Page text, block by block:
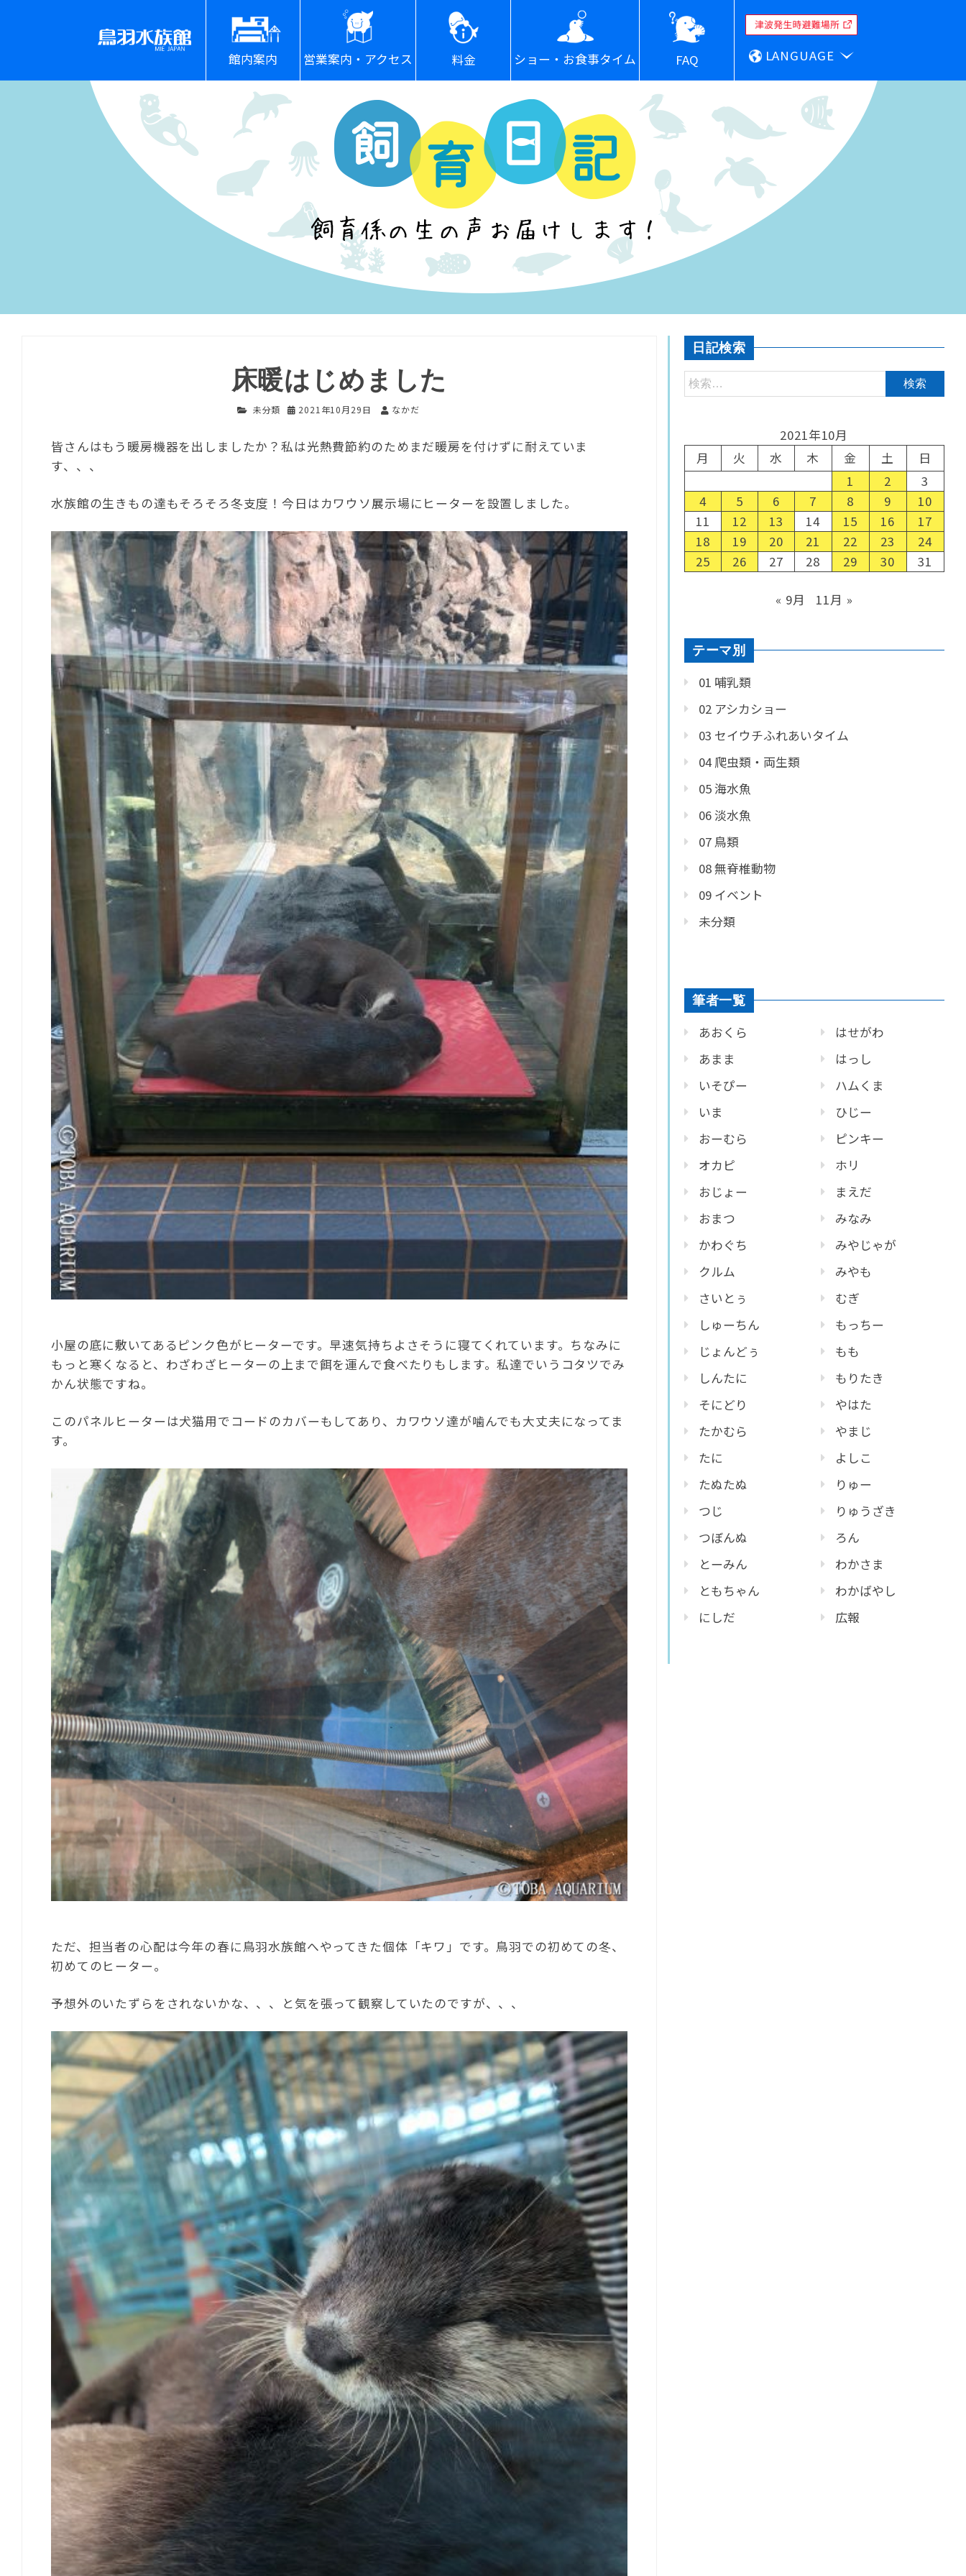
館内案内 営業案内・アクセス 料金 ショー・お食事タイム FAQ LANGUAGE
床暖はじめました
未分類 2021年10月29日 なかだ
皆さんはもう暖房機器を出しましたか？私は光熱費節約のためまだ暖房を付けずに耐えていま
す、、、
水族館の生きもの達もそろそろ冬支度！今日はカワウソ展示場にヒーターを設置しました。
小屋の底に敷いてあるピンク色がヒーターです。早速気持ちよさそうに寝てくれています。ちなみに
もっと寒くなると、わざわざヒーターの上まで餌を運んで食べたりもします。私達でいうコタツでみ
かん状態ですね。
このパネルヒーターは犬猫用でコードのカバーもしてあり、カワウソ達が噛んでも大丈夫になってま
す。
ただ、担当者の心配は今年の春に鳥羽水族館へやってきた個体「キワ」です。鳥羽での初めての冬、
初めてのヒーター。
予想外のいたずらをされないかな、、、と気を張って観察していたのですが、、、
日記検索
2021年10月
月
火 水 木 金 土
日
1
2
3
4
5 6 7 8 9
10
11
12 13 14 15 16
17
18
19 20 21 22 23
24
25
26 27 28 29 30 31
« 9月 11月 »
テーマ別
01 哺乳類
02 アシカショー
03 セイウチふれあいタイム
04 爬虫類・両生類
05 海水魚
06 淡水魚
07 鳥類
08 無脊椎動物
09 イベント
未分類
筆者一覧
あおくら
あまま
いそぴー
いま
おーむら
オカピ
おじょー
おまつ
かわぐち
クルム
さいとぅ
しゅーちん
じょんどぅ
しんたに
そにどり
たかむら
たに
たぬたぬ
つじ
つぼんぬ
とーみん
ともちゃん
にしだ
はせがわ
はっし
ハムくま
ひじー
ピンキー
ホリ
まえだ
みなみ
みやじゃが
みやも
むぎ
もっちー
もも
もりたき
やはた
やまじ
よしこ
りゅー
りゅうざき
ろん
わかさま
わかばやし
広報